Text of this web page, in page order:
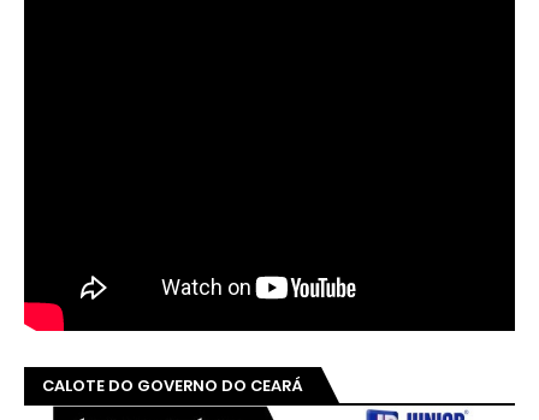
CALOTE DO GOVERNO DO CEARÁ